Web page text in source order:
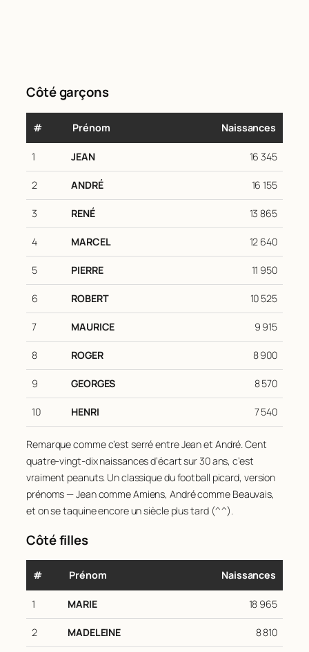
Côté garçons
# Prénom Naissances
1 JEAN 16 345
2 ANDRÉ 16 155
3 RENÉ 13 865
4 MARCEL 12 640
5 PIERRE 11 950
6 ROBERT 10 525
7 MAURICE 9 915
8 ROGER 8 900
9 GEORGES 8 570
10 HENRI 7 540
Remarque comme c’est serré entre Jean et André. Cent
quatre-vingt-dix naissances d’écart sur 30 ans, c’est
vraiment peanuts. Un classique du football picard, version
prénoms — Jean comme Amiens, André comme Beauvais,
et on se taquine encore un siècle plus tard (^^).
Côté filles
# Prénom Naissances
1 MARIE 18 965
2 MADELEINE 8 810